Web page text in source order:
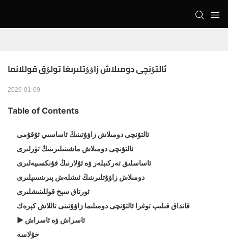
ئالتۇنچى دومىلاش زاۋۇتلىرىغا تولۇق قوللانما
2026-01-09
Table of Contents
ئالتۇنچى دومىلاش زاۋۇتىنىڭ ئاساسىي ئۇقۇمى
ئالتۇنچى دومىلاش ماشىنىلىرىنىڭ تۈرلىرى
ئاساسلىق تەركىبلەر ۋە ئۇلارنىڭ فۇنكسىيەلىرى
دومىلاش زاۋۇتلىرىنىڭ ئىشلەش پىرىنسىپلىرى
ئورتاق سېخ قوللىنىشلىرى
قانداق قىلىپ توغرا ئالتۇنچى دومىلىما زاۋۇتىنى تاللاش كېرەك
▶ ئاسراش ۋە ئاسراش
خۇلاسە